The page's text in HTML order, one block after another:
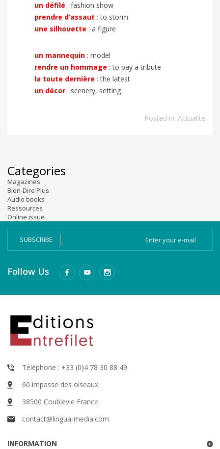
un défilé : fashion show
prendre d’assaut :to storm
une silhouette : a figure
un mannequin : model
rendre un hommage :to pay a tribute
la toute dernière :the latest
un décor : scenery, setting
Posted in: Actualité
Categories
Magazines
Bien-Dire Plus
Audio books
Ressources
Online issue
SUBSCRIBE
Follow Us
Téléphone : +33 (0)4 78 30 88 49
60 impasse des oiseaux
38500 Coublevie France
contact@lingua-media.com
INFORMATION